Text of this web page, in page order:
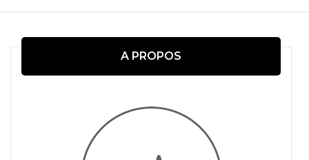
A PROPOS